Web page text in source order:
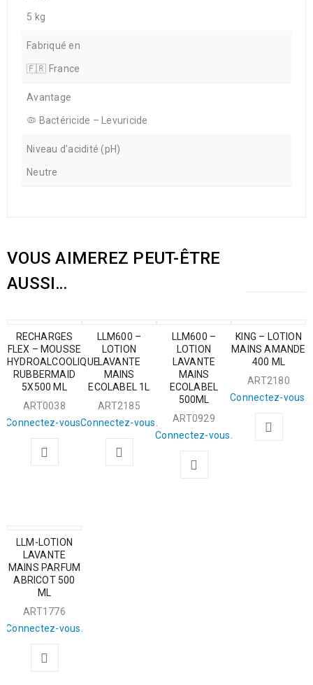
5 kg
Fabriqué en
🇫🇷 France
Avantage
🦠 Bactéricide – Levuricide
Niveau d'acidité (pH)
Neutre
VOUS AIMEREZ PEUT-ÊTRE
AUSSI…
RECHARGES
FLEX – MOUSSE
HYDROALCOOLIQUE
RUBBERMAID
5X500 ML
ART0038
Connectez-vous.
LLM600 –
LOTION
LAVANTE
MAINS
ECOLABEL 1L
ART2185
Connectez-vous.
LLM600 –
LOTION
LAVANTE
MAINS
ECOLABEL
500ML
ART0929
Connectez-vous.
KING – LOTION
MAINS AMANDE
400 ML
ART2180
Connectez-vous.
LLM-LOTION
LAVANTE
MAINS PARFUM
ABRICOT 500
ML
ART1776
Connectez-vous.